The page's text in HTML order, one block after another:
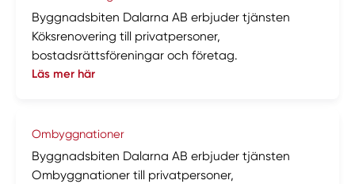
Byggnadsbiten Dalarna AB erbjuder tjänsten
Köksrenovering till privatpersoner,
bostadsrättsföreningar och företag.
Läs mer här
Ombyggnationer
Byggnadsbiten Dalarna AB erbjuder tjänsten
Ombyggnationer till privatpersoner,